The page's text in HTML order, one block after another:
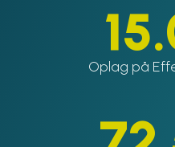
Oplag på